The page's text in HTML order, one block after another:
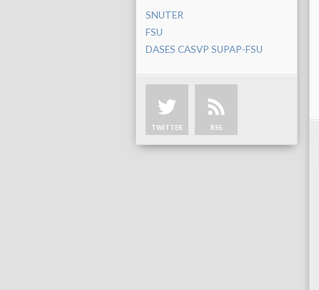
SNUTER
FSU
DASES CASVP SUPAP-FSU
TWITTER RSS